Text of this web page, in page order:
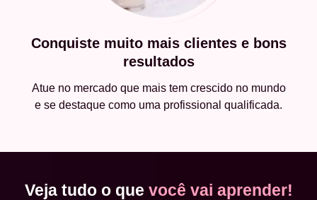
Conquiste muito mais clientes e bons
resultados
Atue no mercado que mais tem crescido no mundo
e se destaque como uma profissional qualificada.
Veja tudo o que você vai aprender!